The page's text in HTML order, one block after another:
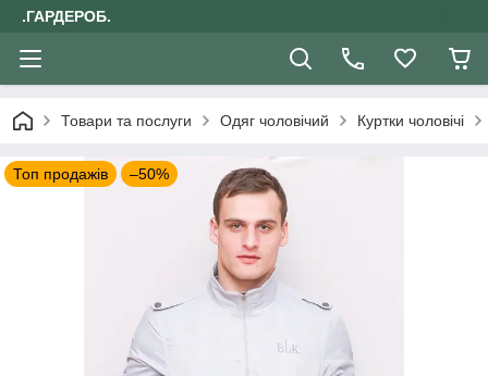
.ГАРДЕРОБ.
Товари та послуги Одяг чоловічий Куртки чоловічі
Топ продажів –50%